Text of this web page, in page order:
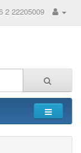
2 22205009